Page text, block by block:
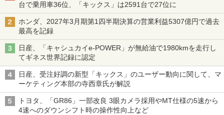
台で乗用車36位、「キックス」は2591台で27位に
ホンダ、2027年3月期第1四半期決算の営業利益5307億円で過去
最高を記録
日産、「キャシュカイe-POWER」が無給油で1980kmを走行し
てギネス世界記録に認定
日産、受注好調の新型「キックス」のユーザー動向に関して、マ
ーケティング本部の寺西章氏が解説
トヨタ、「GR86」一部改良 3眼カメラ採用やMT仕様の5速から
4速へのダウンシフト時の操作性向上など